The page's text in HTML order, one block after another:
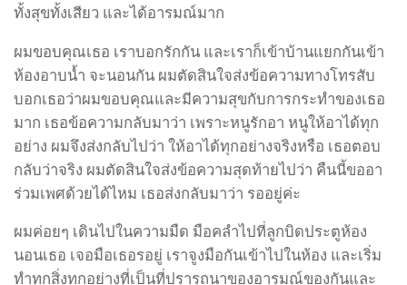
ทั้งสุขทั้งเสียว และได้อารมณ์มาก
ผมขอบคุณเธอ เราบอกรักกัน และเราก็เข้าบ้านแยกกันเข้า
ห้องอาบน้ำ จะนอนกัน ผมตัดสินใจส่งข้อความทางโทรสับ
บอกเธอว่าผมขอบคุณและมีความสุขกับการกระทำของเธอ
มาก เธอข้อความกลับมาว่า เพราะหนูรักอา หนูให้อาได้ทุก
อย่าง ผมจึงส่งกลับไปว่า ให้อาได้ทุกอย่างจริงหรือ เธอตอบ
กลับว่าจริง ผมตัดสินใจส่งข้อความสุดท้ายไปว่า คืนนี้ขออา
ร่วมเพศด้วยได้ไหม เธอส่งกลับมาว่า รออยู่ค่ะ
ผมค่อยๆ เดินไปในความมืด มือคลำไปที่ลูกบิดประตูห้อง
นอนเธอ เจอมือเธอรอยู่ เราจูงมือกันเข้าไปในห้อง และเริ่ม
ทำทุกสิ่งทุกอย่างที่เป็นที่ปรารถนาของอารมณ์ของกันและ